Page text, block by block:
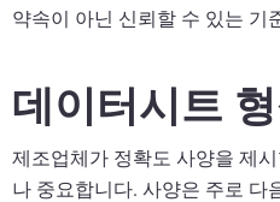
약속이 아닌 신뢰할 수 있는 기
데이터시트
제조업체가 정확도 사양을 제
나 중요합니다. 사양은 주로 다